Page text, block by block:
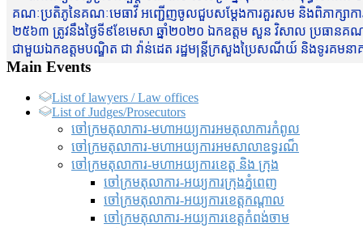
គណៈប្រតិភូនៃគណៈមេធាវី អញ្ជើញចូលជួបសម្តែងការគួរសម និងពិភាក្សាកា
២៥៦៣ ត្រូវនឹងថ្ងៃទី៩ខែមេសា ឆ្នាំ២០២០ ឯកឧត្តម សួន វិសាល ប្រធានគណ
ជាមួយឯកឧត្តមបណ្ឌិត ជា វ៉ាន់ដេត រដ្ឋមន្រ្តីក្រសួងប្រៃសណីយ៍ និងទូរគ
Main Events
List of lawyers / Law offices
List of Judges/Prosecutors
ចៅក្រមតុលាការ-មហាអយ្យការអមតុលាការកំពូល
ចៅក្រមតុលាការ-មហាអយ្យការអមសាលាឧទ្ធរណ៏
ចៅក្រមតុលាការ-មហាអយ្យការខេត្ត និង ក្រុង
ចៅក្រមតុលាការ-អយ្យការក្រុងភ្នំពេញ
ចៅក្រមតុលាការ-អយ្យការខេត្តកណ្តាល
ចៅក្រមតុលាការ-អយ្យការខេត្តកំពង់ចាម